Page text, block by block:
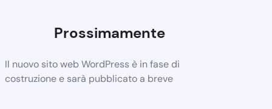
Prossimamente
Il nuovo sito web WordPress è in fase di
costruzione e sarà pubblicato a breve